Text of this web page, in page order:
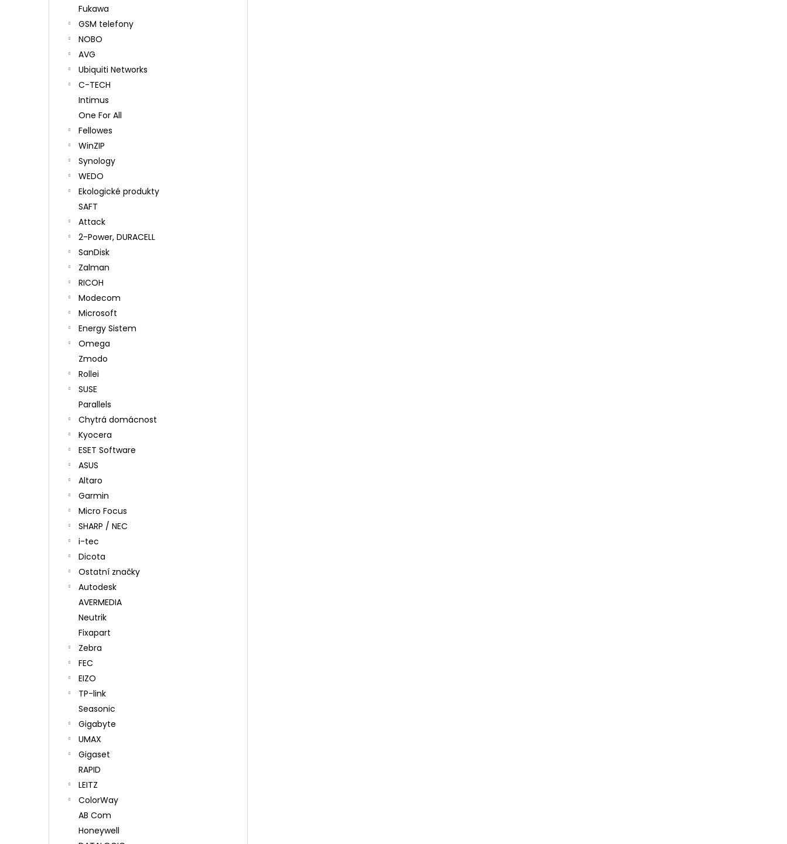
Fukawa
GSM telefony
NOBO
AVG
Ubiquiti Networks
C-TECH
Intimus
One For All
Fellowes
WinZIP
Synology
WEDO
Ekologické produkty
SAFT
Attack
2-Power, DURACELL
SanDisk
Zalman
RICOH
Modecom
Microsoft
Energy Sistem
Omega
Zmodo
Rollei
SUSE
Parallels
Chytrá domácnost
Kyocera
ESET Software
ASUS
Altaro
Garmin
Micro Focus
SHARP / NEC
i-tec
Dicota
Ostatní značky
Autodesk
AVERMEDIA
Neutrik
Fixapart
Zebra
FEC
EIZO
TP-link
Seasonic
Gigabyte
UMAX
Gigaset
RAPID
LEITZ
ColorWay
AB Com
Honeywell